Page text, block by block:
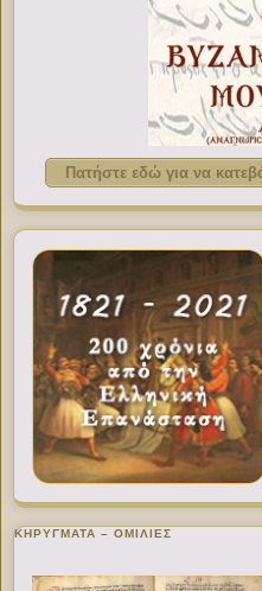
Πατήστε εδώ για να
ΚΗΡΥΓΜΑΤΑ – ΟΜΙΛΙΕΣ